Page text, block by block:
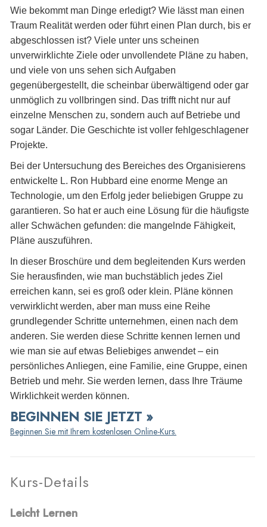
Wie bekommt man Dinge erledigt? Wie lässt man einen
Traum Realität werden oder führt einen Plan durch, bis er
abgeschlossen ist? Viele unter uns scheinen
unverwirklichte Ziele oder unvollendete Pläne zu haben,
und viele von uns sehen sich Aufgaben
gegenübergestellt, die scheinbar überwältigend oder gar
unmöglich zu vollbringen sind. Das trifft nicht nur auf
einzelne Menschen zu, sondern auch auf Betriebe und
sogar Länder. Die Geschichte ist voller fehlgeschlagener
Projekte.
Bei der Untersuchung des Bereiches des Organisierens
entwickelte L. Ron Hubbard eine enorme Menge an
Technologie, um den Erfolg jeder beliebigen Gruppe zu
garantieren. So hat er auch eine Lösung für die häufigste
aller Schwächen gefunden: die mangelnde Fähigkeit,
Pläne auszuführen.
In dieser Broschüre und dem begleitenden Kurs werden
Sie herausfinden, wie man buchstäblich jedes Ziel
erreichen kann, sei es groß oder klein. Pläne können
verwirklicht werden, aber man muss eine Reihe
grundlegender Schritte unternehmen, einen nach dem
anderen. Sie werden diese Schritte kennen lernen und
wie man sie auf etwas Beliebiges anwendet – ein
persönliches Anliegen, eine Familie, eine Gruppe, einen
Betrieb und mehr. Sie werden lernen, dass Ihre Träume
Wirklichkeit werden können.
BEGINNEN SIE JETZT »
Beginnen Sie mit Ihrem kostenlosen Online-Kurs.
Kurs-Details
Leicht Lernen